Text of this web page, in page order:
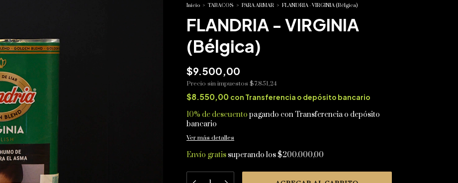
Inicio > TABACOS > PARA ARMAR > FLANDRIA - VIRGINIA (Bélgica)
FLANDRIA - VIRGINIA
(Bélgica)
$9.500,00
Precio sin impuestos $7.851,24
$8.550,00 con Transferencia o depósito bancario
10% de descuento pagando con Transferencia o depósito
bancario
Ver más detalles
Envío gratis superando los $200.000,00